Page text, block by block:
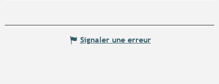
Signaler une erreur